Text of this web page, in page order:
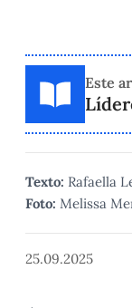
Este
Texto: Rafaella
Foto: Melissa
25.09.2025